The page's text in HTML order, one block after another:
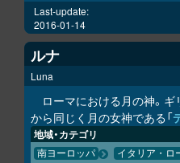
Last-update:
2016-01-14
ルナ
Luna
ローマにおける月の神。
から同じく月の女神である「
地域・カテゴリ
南ヨーロッパ イタリア・ロ